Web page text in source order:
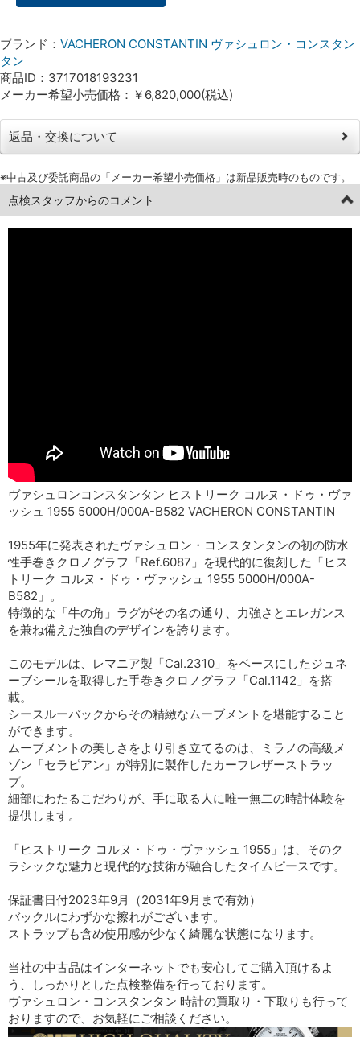
ブランド： VACHERON CONSTANTIN ヴァシュロン・コンスタン
タン
商品ID：3717018193231
メーカー希望小売価格：￥6,820,000(税込)
返品・交換について
※中古及び委託商品の「メーカー希望小売価格」は新品販売時のものです。
点検スタッフからのコメント
ヴァシュロンコンスタンタン ヒストリーク コルヌ・ドゥ・ヴァ
ッシュ 1955 5000H/000A-B582 VACHERON CONSTANTIN
1955年に発表されたヴァシュロン・コンスタンタンの初の防水
性手巻きクロノグラフ「Ref.6087」を現代的に復刻した「ヒス
トリーク コルヌ・ドゥ・ヴァッシュ 1955 5000H/000A-
B582」。
特徴的な「牛の角」ラグがその名の通り、力強さとエレガンス
を兼ね備えた独自のデザインを誇ります。
このモデルは、レマニア製「Cal.2310」をベースにしたジュネ
ーブシールを取得した手巻きクロノグラフ「Cal.1142」を搭
載。
シースルーバックからその精緻なムーブメントを堪能すること
ができます。
ムーブメントの美しさをより引き立てるのは、ミラノの高級メ
ゾン「セラピアン」が特別に製作したカーフレザーストラッ
プ。
細部にわたるこだわりが、手に取る人に唯一無二の時計体験を
提供します。
「ヒストリーク コルヌ・ドゥ・ヴァッシュ 1955」は、そのク
ラシックな魅力と現代的な技術が融合したタイムピースです。
保証書日付2023年9月（2031年9月まで有効）
バックルにわずかな擦れがございます。
ストラップも含め使用感が少なく綺麗な状態になります。
当社の中古品はインターネットでも安心してご購入頂けるよ
う、しっかりとした点検整備を行っております。
ヴァシュロン・コンスタンタン 時計の買取り・下取りも行って
おりますので、お気軽にご相談ください。